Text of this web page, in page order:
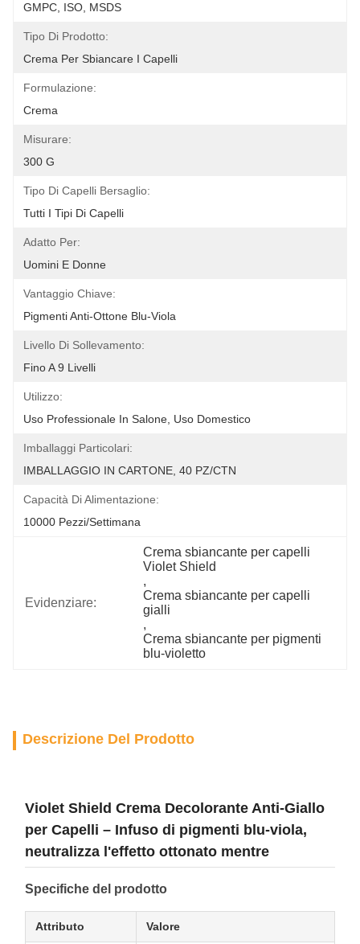
GMPC, ISO, MSDS
Tipo Di Prodotto:
Crema Per Sbiancare I Capelli
Formulazione:
Crema
Misurare:
300 G
Tipo Di Capelli Bersaglio:
Tutti I Tipi Di Capelli
Adatto Per:
Uomini E Donne
Vantaggio Chiave:
Pigmenti Anti-Ottone Blu-Viola
Livello Di Sollevamento:
Fino A 9 Livelli
Utilizzo:
Uso Professionale In Salone, Uso Domestico
Imballaggi Particolari:
IMBALLAGGIO IN CARTONE, 40 PZ/CTN
Capacità Di Alimentazione:
10000 Pezzi/settimana
Evidenziare:
Crema sbiancante per capelli
Violet Shield
,
Crema sbiancante per capelli
gialli
,
Crema sbiancante per pigmenti
blu-violetto
Descrizione Del Prodotto
Violet Shield Crema Decolorante Anti-Giallo
per Capelli – Infuso di pigmenti blu-viola,
neutralizza l'effetto ottonato mentre
Specifiche del prodotto
Attributo Valore